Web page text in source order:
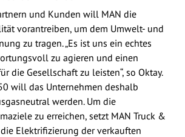
und Kunden will MAN die
vorantreiben, um dem Umwelt- und
zu tragen. „Es ist uns ein echtes
zu agieren und einen
die Gesellschaft zu leisten“, so Oktay.
will das Unternehmen deshalb
werden. Um die
zu erreichen, setzt MAN Truck &
Elektrifizierung der verkauften